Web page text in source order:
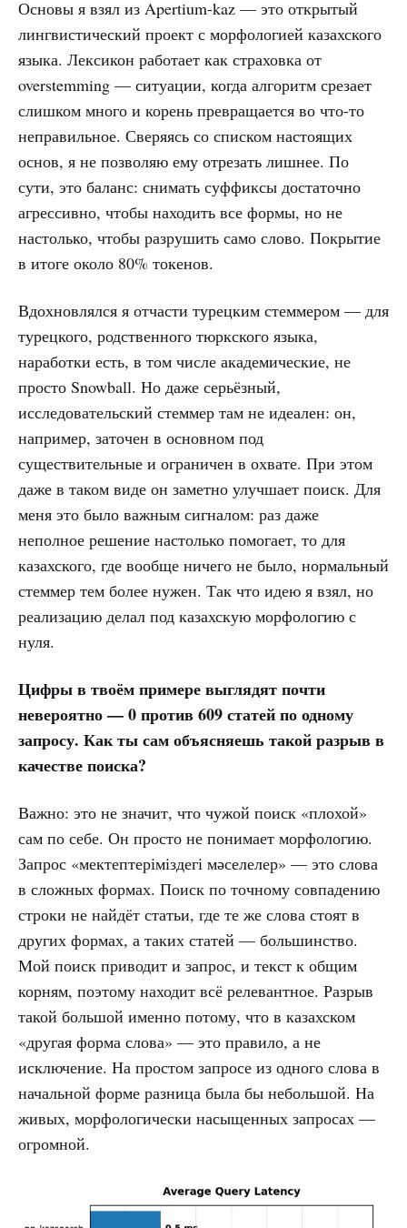
Основы я взял из Apertium-kaz — это открытый
лингвистический проект с морфологией казахского
языка. Лексикон работает как страховка от
overstemming — ситуации, когда алгоритм срезает
слишком много и корень превращается во что-то
неправильное. Сверяясь со списком настоящих
основ, я не позволяю ему отрезать лишнее. По
сути, это баланс: снимать суффиксы достаточно
агрессивно, чтобы находить все формы, но не
настолько, чтобы разрушить само слово. Покрытие
в итоге около 80% токенов.
Вдохновлялся я отчасти турецким стеммером — для
турецкого, родственного тюркского языка,
наработки есть, в том числе академические, не
просто Snowball. Но даже серьёзный,
исследовательский стеммер там не идеален: он,
например, заточен в основном под
существительные и ограничен в охвате. При этом
даже в таком виде он заметно улучшает поиск. Для
меня это было важным сигналом: раз даже
неполное решение настолько помогает, то для
казахского, где вообще ничего не было, нормальный
стеммер тем более нужен. Так что идею я взял, но
реализацию делал под казахскую морфологию с
нуля.
Цифры в твоём примере выглядят почти
невероятно — 0 против 609 статей по одному
запросу. Как ты сам объясняешь такой разрыв в
качестве поиска?
Важно: это не значит, что чужой поиск «плохой»
сам по себе. Он просто не понимает морфологию.
Запрос «мектептеріміздегі мәселелер» — это слова
в сложных формах. Поиск по точному совпадению
строки не найдёт статьи, где те же слова стоят в
других формах, а таких статей — большинство.
Мой поиск приводит и запрос, и текст к общим
корням, поэтому находит всё релевантное. Разрыв
такой большой именно потому, что в казахском
«другая форма слова» — это правило, а не
исключение. На простом запросе из одного слова в
начальной форме разница была бы небольшой. На
живых, морфологически насыщенных запросах —
огромной.